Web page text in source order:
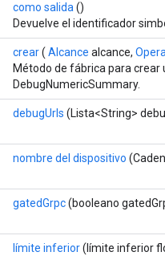
como salida ()
Devuelve el identificador
crear( Alcance alcance,
Método de fábrica para crear
DebugNumericSummary.
debugUrls (Lista<String>
nombre del dispositivo
gatedGrpc(booleano
límite inferior(límite inferior